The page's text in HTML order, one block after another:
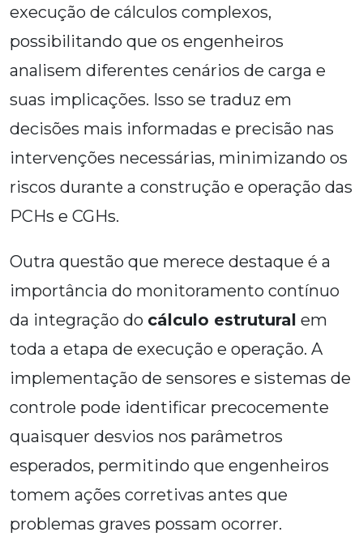
execução de cálculos complexos,
possibilitando que os engenheiros
analisem diferentes cenários de carga e
suas implicações. Isso se traduz em
decisões mais informadas e precisão nas
intervenções necessárias, minimizando os
riscos durante a construção e operação das
PCHs e CGHs.
Outra questão que merece destaque é a
importância do monitoramento contínuo
da integração do cálculo estrutural em
toda a etapa de execução e operação. A
implementação de sensores e sistemas de
controle pode identificar precocemente
quaisquer desvios nos parâmetros
esperados, permitindo que engenheiros
tomem ações corretivas antes que
problemas graves possam ocorrer.